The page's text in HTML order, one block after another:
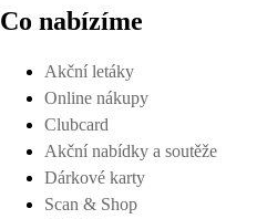
Co nabízíme
Akční letáky
Online nákupy
Clubcard
Akční nabídky a soutěže
Dárkové karty
Scan & Shop